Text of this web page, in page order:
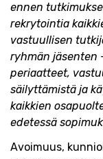
ennen
rekrytointia
vastuullisen
ryhmän jäsenten
periaatteet,
säilyttämistä ja
kaikkien
edetessä
Avoimuus,